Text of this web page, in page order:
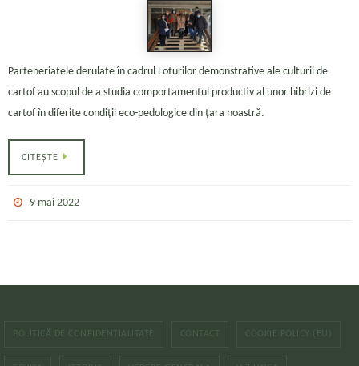
Parteneriatele derulate în cadrul Loturilor demonstrative ale culturii de
cartof au scopul de a studia comportamentul productiv al unor hibrizi de
cartof în diferite condiții eco-pedologice din țara noastră.
CITEȘTE
9 mai 2022
POLITICĂ DE CONFIDENȚIALITATE CONTACT COOKIE POLICY (EU)